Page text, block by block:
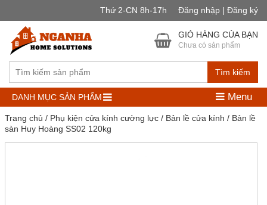
Thứ 2-CN 8h-17h Đăng nhập | Đăng ký
Tìm kiếm
GIỎ HÀNG CỦA BẠN
Chưa có sản phẩm
DANH MỤC SẢN PHẨM Menu
Trang chủ / Phụ kiện cửa kính cường lực/ Bản lề cửa kính / Bản lề
sàn Huy Hoàng SS02 120kg